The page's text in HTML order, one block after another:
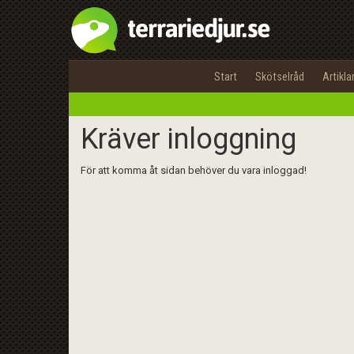
Start Skötselråd Artiklar
Kräver inloggning
För att komma åt sidan behöver du vara inloggad!